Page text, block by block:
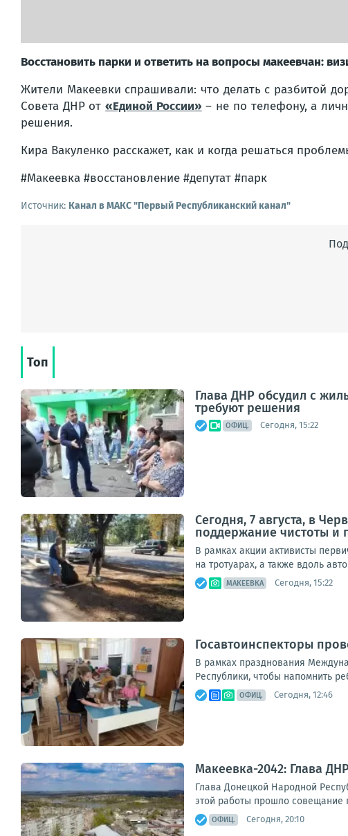
Восстановить парки и ответить на вопросы макеевчан:
Жители Макеевки спрашивали: что делать с разбитой
Совета ДНР от«Единой России» – не по телефону, а
решения.
Кира Вакуленко расскажет, как и когда решаться
#Макеевка #восстановление #депутат #парк
Источник: Канал в МАКС "Первый Республиканский канал"
Топ
Глава ДНР обсудил с
требуют решения
ОФИЦ. Сегодня, 15:22
Сегодня, 7 августа, в
поддержание чистоты и
В рамках акции активисты
на тротуарах, а также вдоль
МАКЕЕВКА Сегодня, 15:22
Госавтоинспекторы
В рамках празднования
Республики, чтобы напомнить
ОФИЦ. Сегодня, 12:46
Макеевка-2042: Глава
Глава Донецкой Народной
этой работы прошло совещание
ОФИЦ. Сегодня, 20:10